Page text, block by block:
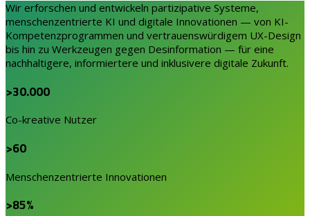
Wir erforschen und entwickeln partizipative Systeme,
menschenzentrierte KI und digitale Innovationen — von KI-
Kompetenzprogrammen und vertrauenswürdigem UX-Design
bis hin zu Werkzeugen gegen Desinformation — für eine
nachhaltigere, informiertere und inklusivere digitale Zukunft.
>30.000
Co-kreative Nutzer
>60
Menschenzentrierte Innovationen
>85%